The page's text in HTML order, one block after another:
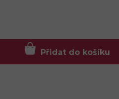
Přidat do košíku